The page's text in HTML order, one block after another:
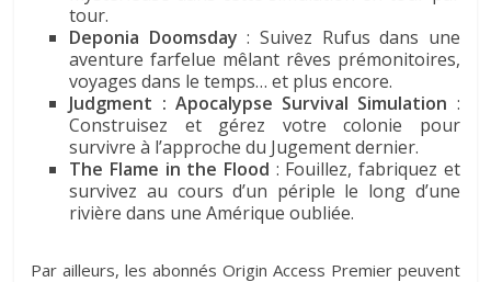
tour.
Deponia Doomsday : Suivez Rufus dans une
aventure farfelue mêlant rêves prémonitoires,
voyages dans le temps… et plus encore.
Judgment : Apocalypse Survival Simulation :
Construisez et gérez votre colonie pour
survivre à l’approche du Jugement dernier.
The Flame in the Flood : Fouillez, fabriquez et
survivez au cours d’un périple le long d’une
rivière dans une Amérique oubliée.
Par ailleurs, les abonnés Origin Access Premier peuvent